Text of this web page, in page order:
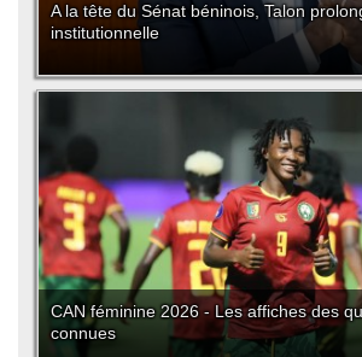
A la tête du Sénat béninois, Talon
institutionnelle
CAN féminine 2026 - Les affiches des
connues